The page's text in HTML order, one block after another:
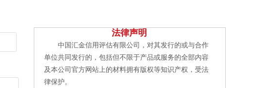
法律声明
中国汇金信用评估有限公司，对其发行的或与合作
单位共同发行的，包括但不限于产品或服务的全部内容
及本公司官方网站上的材料拥有版权等知识产权，受法
律保护。